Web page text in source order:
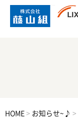
HOME > お知らせ~♪ >